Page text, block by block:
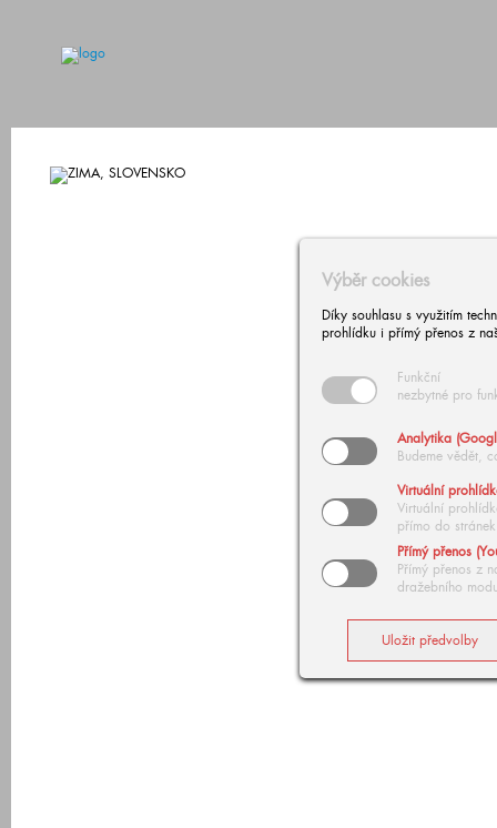
Výběr cookies
Díky souhlasu s využitím
prohlídku i přímý přenos z
Funkční
nezbytné pro
Analytika
Budeme vědět,
Virtuální
Virtuální
přímo do stránek
Přímý přenos
Přímý přenos z
dražebního